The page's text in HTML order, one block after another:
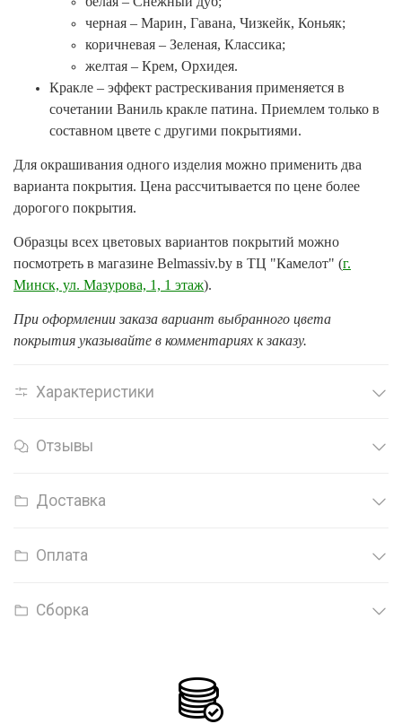
черная – Марин, Гавана, Чизкейк, Коньяк;
коричневая – Зеленая, Классика;
желтая – Крем, Орхидея.
Кракле – эффект растрескивания применяется в
сочетании Ваниль кракле патина. Приемлем только в
составном цвете с другими покрытиями.
Для окрашивания одного изделия можно применить два
варианта покрытия. Цена рассчитывается по цене более
дорогого покрытия.
Образцы всех цветовых вариантов покрытий можно
посмотреть в магазине Belmassiv.by в ТЦ "Камелот" (г.
Минск, ул. Мазурова, 1, 1 этаж).
При оформлении заказа вариант выбранного цвета
покрытия указывайте в комментариях к заказу.
Характеристики
Отзывы
Доставка
Оплата
Сборка